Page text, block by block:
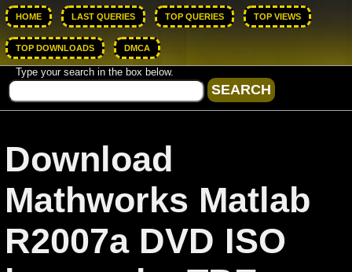
HOME LAST QUERIES TOP QUERIES TOP VIEWS
TOP DOWNLOADS DMCA
Type your search in the box below.
Download
Mathworks Matlab
R2007a DVD ISO